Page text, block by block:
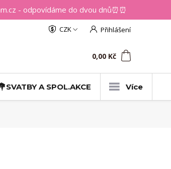
- odpovídáme do dvou dnů⏰⏰
CZK
Přihlášení
0,00 Kč
A SPOL.AKCE Více